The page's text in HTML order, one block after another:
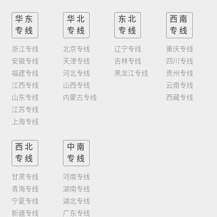
华东
专线
浙江专线
安徽专线
福建专线
江西专线
山东专线
江苏专线
上海专线
华北
专线
北京专线
天津专线
河北专线
山西专线
内蒙古专线
东北
专线
辽宁专线
吉林专线
黑龙江专线
西南
专线
重庆专线
四川专线
贵州专线
云南专线
西藏专线
西北
专线
甘肃专线
青海专线
宁夏专线
新疆专线
中南
专线
河南专线
湖南专线
湖北专线
广东专线